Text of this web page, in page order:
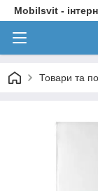
Mobilsvit -
Товари та